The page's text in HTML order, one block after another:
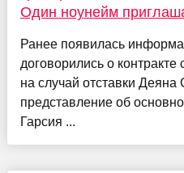
Один ноунейм
Ранее появилась
договорились о
на случай отставки
представление об
Гарсия ...